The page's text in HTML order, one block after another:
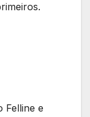
Felline e